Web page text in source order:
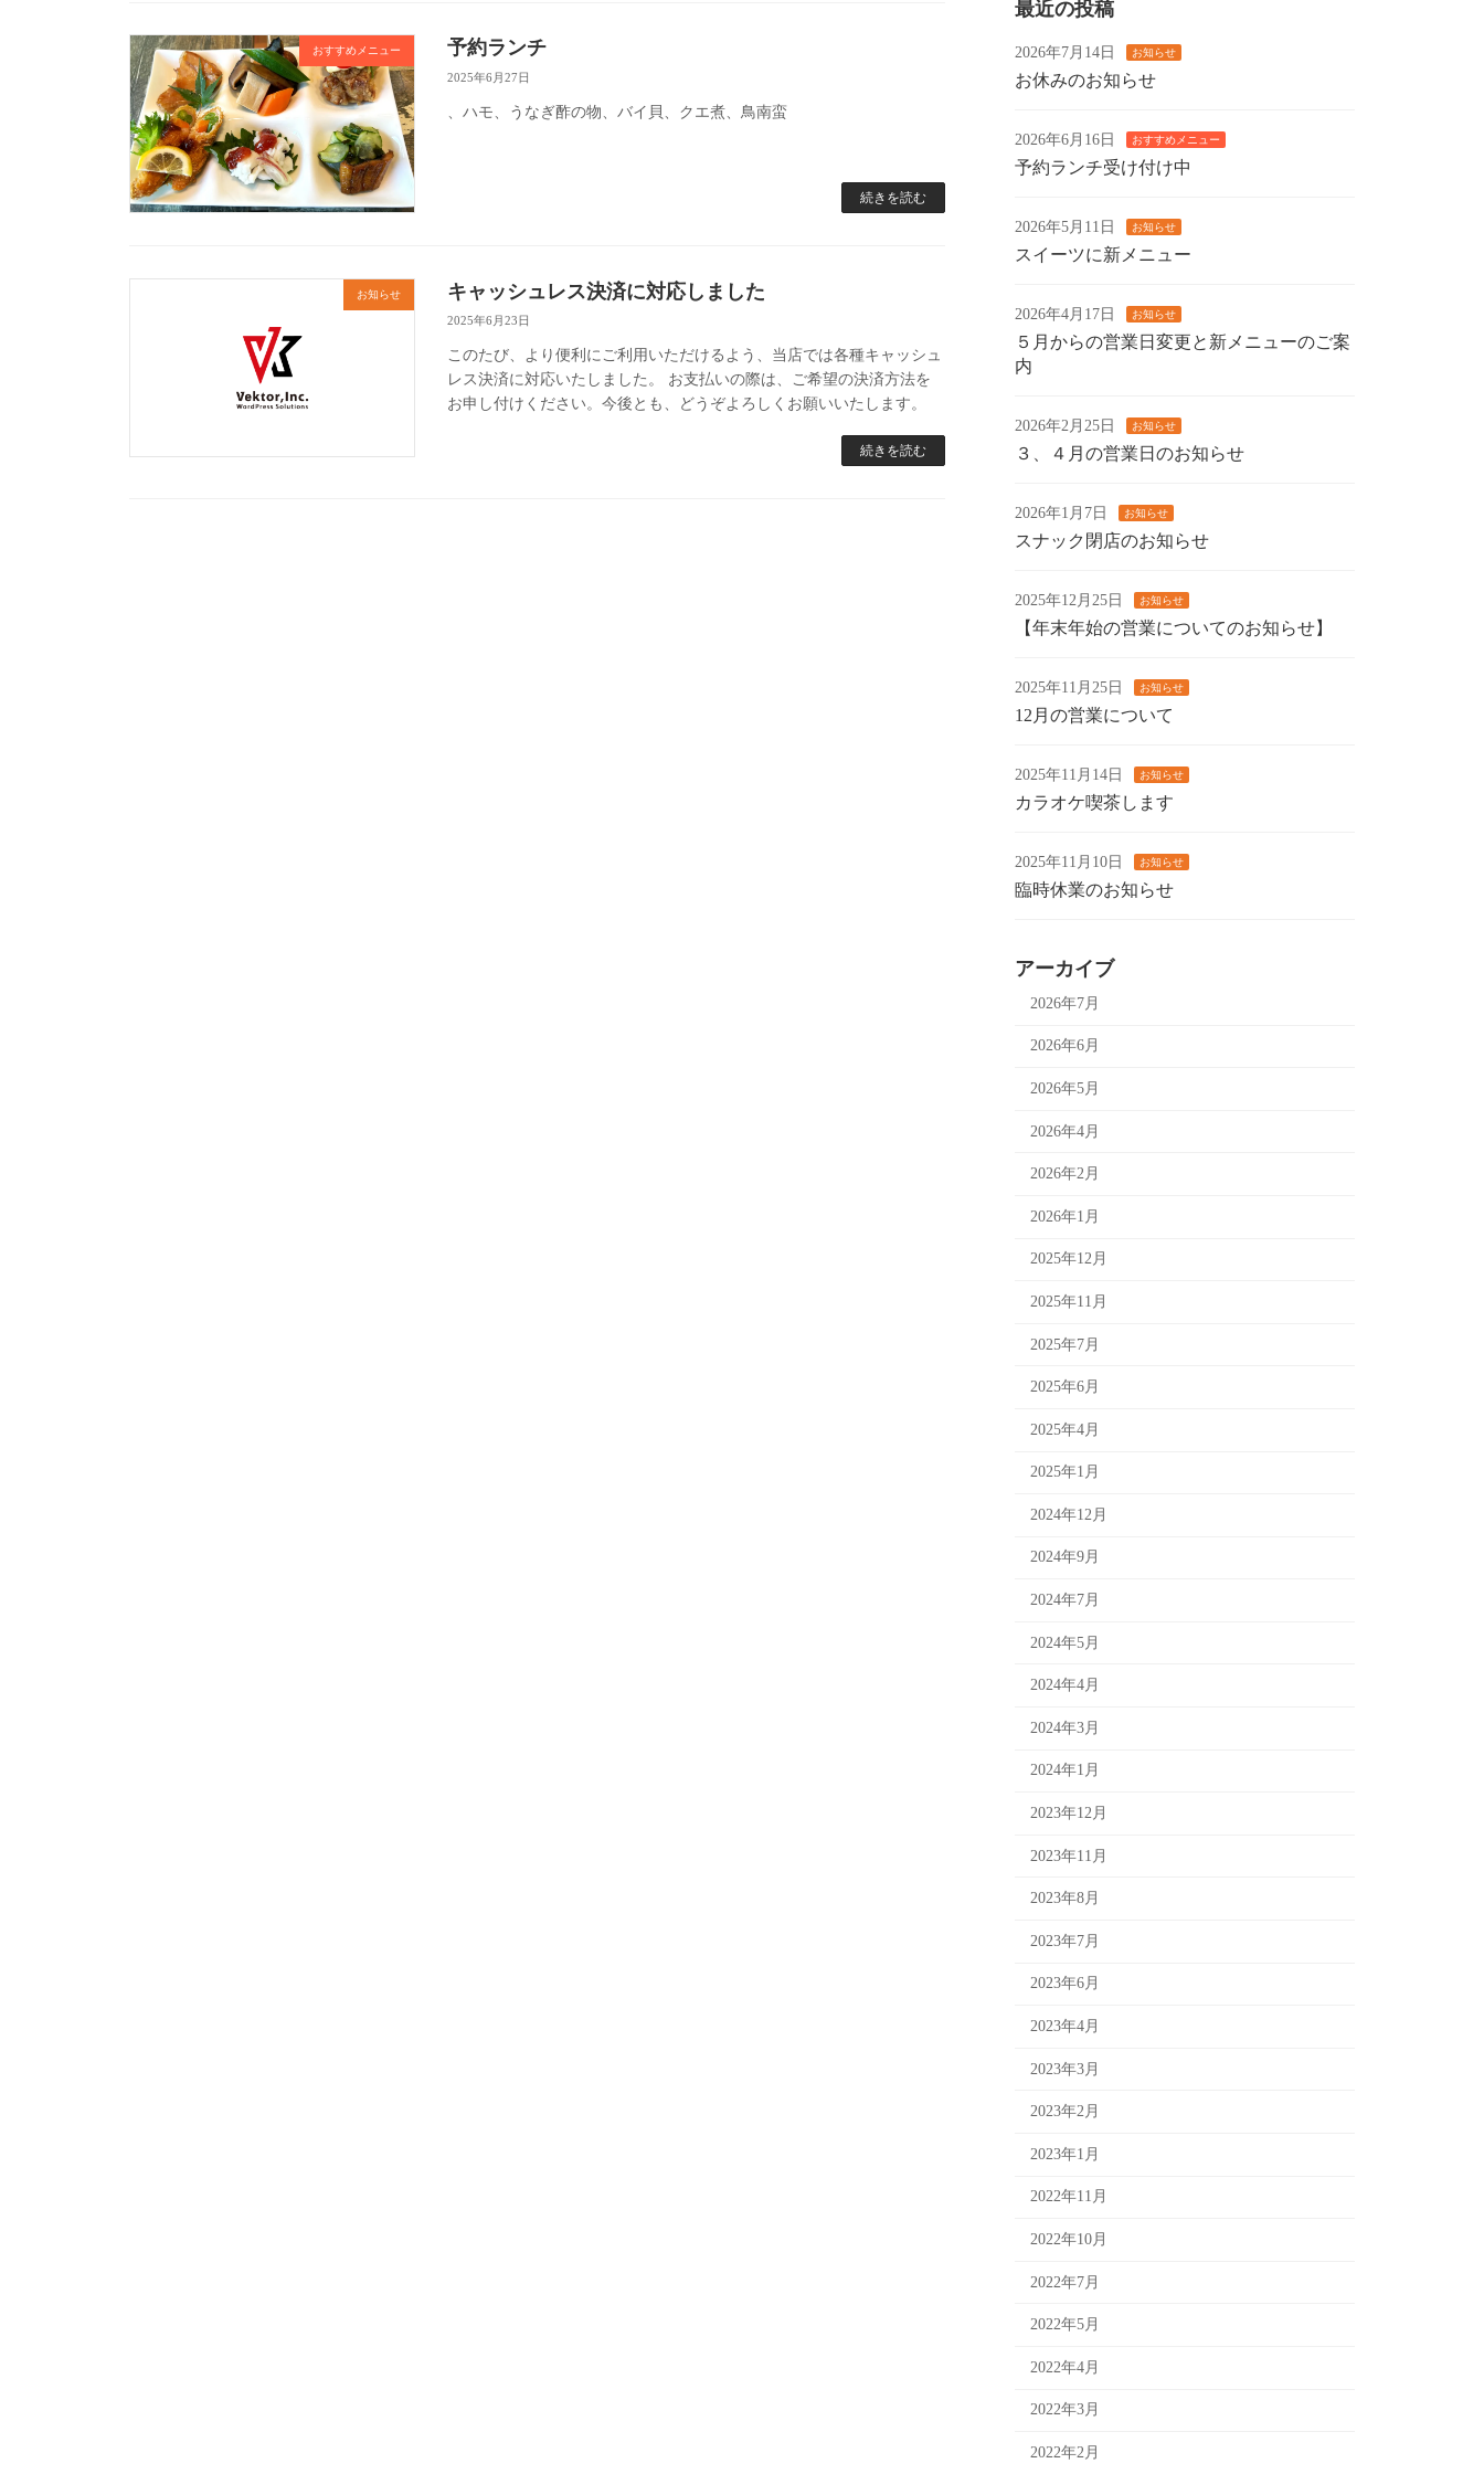
おすすめメニュー 予約ランチ
2025年6月27日
、ハモ、うなぎ酢の物、バイ貝、クエ煮、鳥南蛮
続きを読む
お知らせ キャッシュレス決済に対応しました
2025年6月23日
このたび、より便利にご利用いただけるよう、当店では各種キャッシュ
レス決済に対応いたしました。 お支払いの際は、ご希望の決済方法を
お申し付けください。今後とも、どうぞよろしくお願いいたします。
続きを読む
最近の投稿
2026年7月14日 お知らせ
お休みのお知らせ
2026年6月16日 おすすめメニュー
予約ランチ受け付け中
2026年5月11日 お知らせ
スイーツに新メニュー
2026年4月17日 お知らせ
５月からの営業日変更と新メニューのご案
内
2026年2月25日 お知らせ
３、４月の営業日のお知らせ
2026年1月7日 お知らせ
スナック閉店のお知らせ
2025年12月25日 お知らせ
【年末年始の営業についてのお知らせ】
2025年11月25日 お知らせ
12月の営業について
2025年11月14日 お知らせ
カラオケ喫茶します
2025年11月10日 お知らせ
臨時休業のお知らせ
アーカイブ
2026年7月
2026年6月
2026年5月
2026年4月
2026年2月
2026年1月
2025年12月
2025年11月
2025年7月
2025年6月
2025年4月
2025年1月
2024年12月
2024年9月
2024年7月
2024年5月
2024年4月
2024年3月
2024年1月
2023年12月
2023年11月
2023年8月
2023年7月
2023年6月
2023年4月
2023年3月
2023年2月
2023年1月
2022年11月
2022年10月
2022年7月
2022年5月
2022年4月
2022年3月
2022年2月